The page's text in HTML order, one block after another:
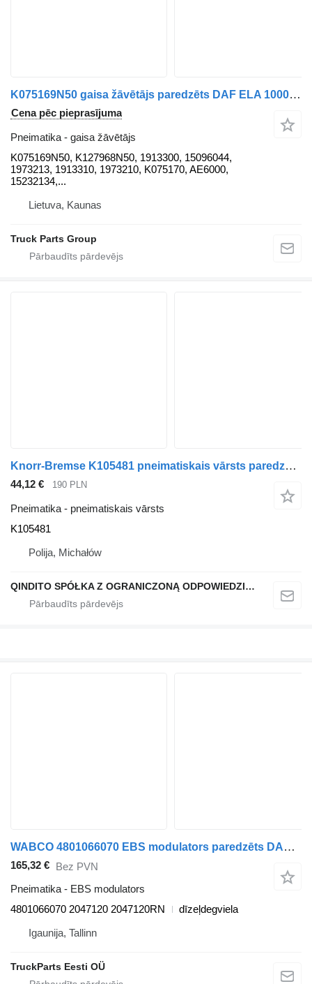
K075169N50 gaisa žāvētājs paredzēts DAF ELA 1000, XF106, MX-13340, EURO6 vilcēja
Cena pēc pieprasījuma
Pneimatika - gaisa žāvētājs
K075169N50, K127968N50, 1913300, 15096044,
1973213, 1913310, 1973210, K075170, AE6000,
15232134,...
Lietuva, Kaunas
Truck Parts Group
Knorr-Bremse K105481 pneimatiskais vārsts paredzēts DAF XF vilcēja
44,12 € 190 PLN
Pneimatika - pneimatiskais vārsts
K105481
Polija, Michałów
QINDITO SPÓŁKA Z OGRANICZONĄ ODPOWIEDZIALNOŚCIĄ
WABCO 4801066070 EBS modulators paredzēts DAF XF106 (2014-) vilcēja
165,32 € Bez PVN
Pneimatika - EBS modulators
4801066070 2047120 2047120RN
dīzeļdegviela
Igaunija, Tallinn
TruckParts Eesti OÜ